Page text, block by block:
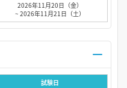
2026年11月20日（金）
~ 2026年11月21日（土）
試験日